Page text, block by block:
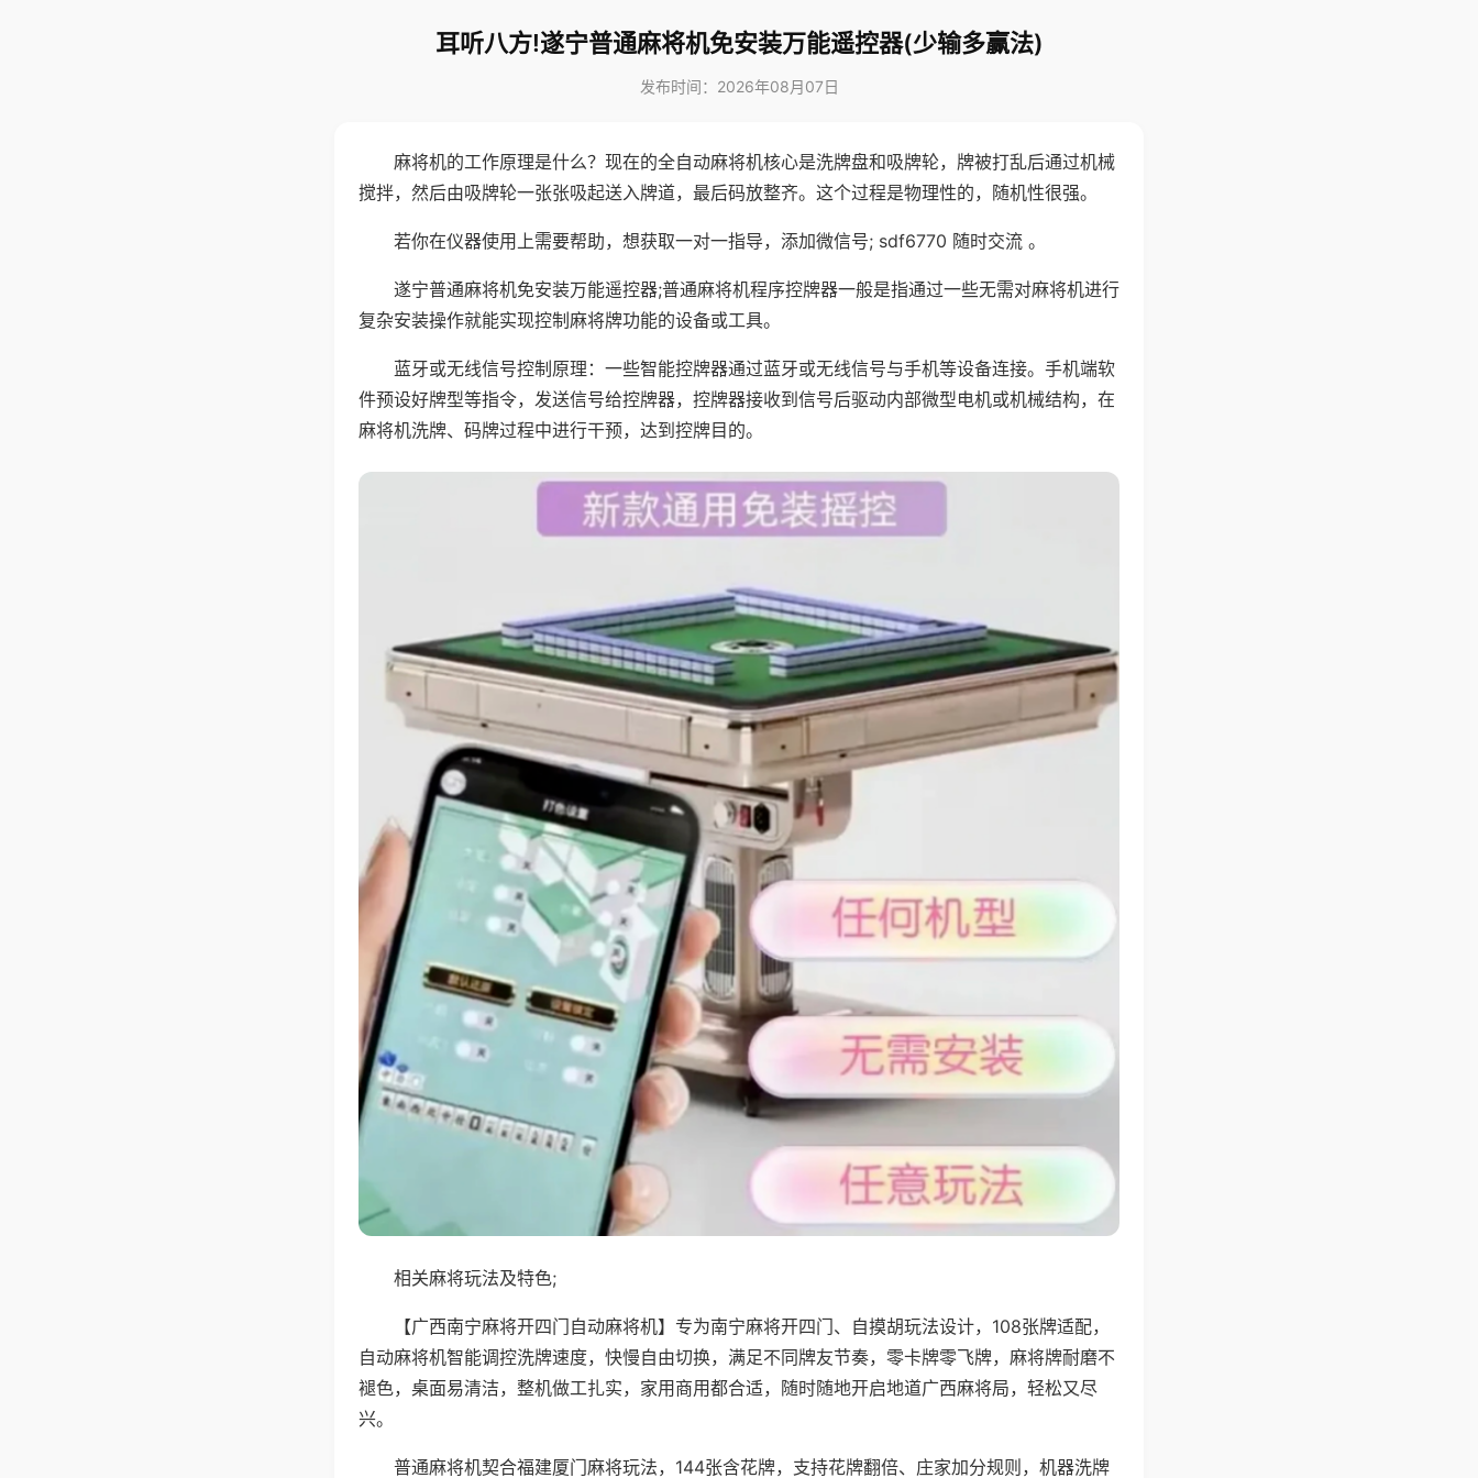
耳听八方!遂宁普通麻将机免安装万能遥控器(少输多赢法)
发布时间：2026年08月07日
麻将机的工作原理是什么？现在的全自动麻将机核心是洗牌盘和吸牌轮，牌被打乱后通过机械
搅拌，然后由吸牌轮一张张吸起送入牌道，最后码放整齐。这个过程是物理性的，随机性很强。
若你在仪器使用上需要帮助，想获取一对一指导，添加微信号; sdf6770 随时交流 。
遂宁普通麻将机免安装万能遥控器;普通麻将机程序控牌器一般是指通过一些无需对麻将机进行
复杂安装操作就能实现控制麻将牌功能的设备或工具。
蓝牙或无线信号控制原理：一些智能控牌器通过蓝牙或无线信号与手机等设备连接。手机端软
件预设好牌型等指令，发送信号给控牌器，控牌器接收到信号后驱动内部微型电机或机械结构，在
麻将机洗牌、码牌过程中进行干预，达到控牌目的。
相关麻将玩法及特色;
【广西南宁麻将开四门自动麻将机】专为南宁麻将开四门、自摸胡玩法设计，108张牌适配，
自动麻将机智能调控洗牌速度，快慢自由切换，满足不同牌友节奏，零卡牌零飞牌，麻将牌耐磨不
褪色，桌面易清洁，整机做工扎实，家用商用都合适，随时随地开启地道广西麻将局，轻松又尽
兴。
普通麻将机契合福建厦门麻将玩法，144张含花牌，支持花牌翻倍、庄家加分规则，机器洗牌